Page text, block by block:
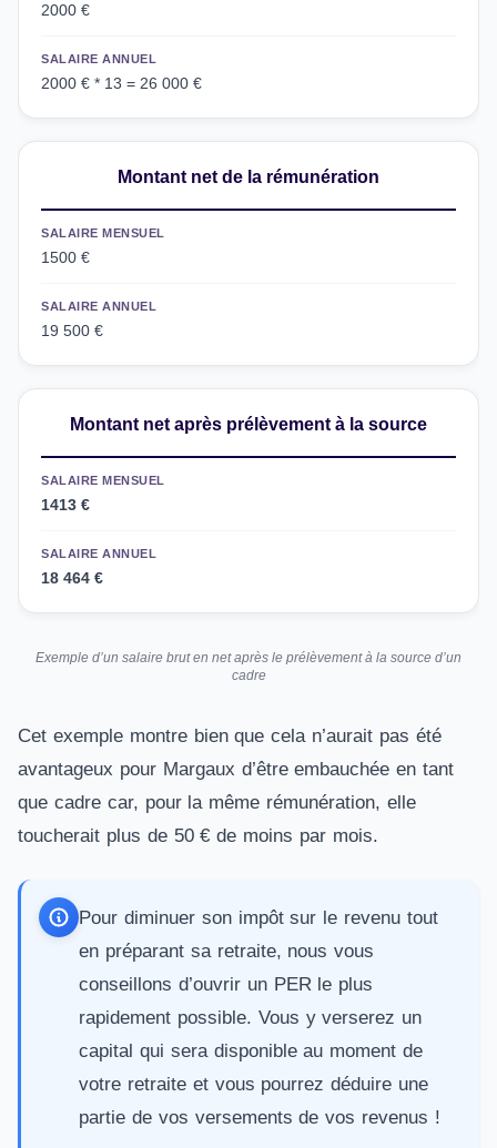
2000 €
SALAIRE ANNUEL
2000 € * 13 = 26 000 €
Montant net de la rémunération
SALAIRE MENSUEL
1500 €
SALAIRE ANNUEL
19 500 €
Montant net après prélèvement à la source
SALAIRE MENSUEL
1413 €
SALAIRE ANNUEL
18 464 €
Exemple d’un salaire brut en net après le prélèvement à la source d’un
cadre
Cet exemple montre bien que cela n’aurait pas été
avantageux pour Margaux d’être embauchée en tant
que cadre car, pour la même rémunération, elle
toucherait plus de 50 € de moins par mois.
Pour diminuer son impôt sur le revenu tout
en préparant sa retraite, nous vous
conseillons d’ouvrir un PER le plus
rapidement possible. Vous y verserez un
capital qui sera disponible au moment de
votre retraite et vous pourrez déduire une
partie de vos versements de vos revenus !